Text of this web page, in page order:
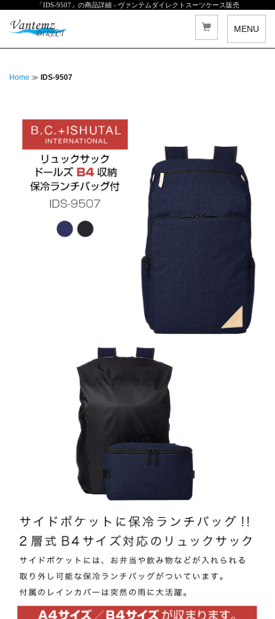
「IDS-9507」の商品詳細 - ヴァンテムダイレクトスーツケース販売
MENU
Home ≫ IDS-9507